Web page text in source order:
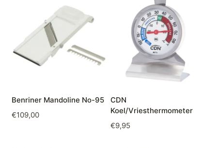
Benriner Mandoline No-95
€109,00
CDN
Koel/Vriesthermometer
€9,95